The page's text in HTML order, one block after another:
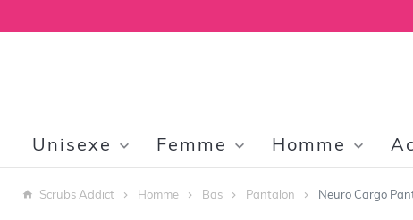
Unisexe Femme Homme
Scrubs Addict Homme Bas Pantalon Neuro Cargo